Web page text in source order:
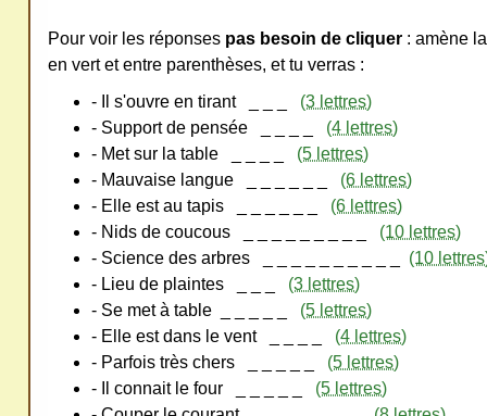
Pour voir les réponses pas besoin de cliquer : amène
en vert et entre parenthèses, et tu verras :
- Il s'ouvre en tirant
(3 lettres)
- Support de pensée
(4 lettres)
- Met sur la table
(5 lettres)
- Mauvaise langue
(6 lettres)
- Elle est au tapis
(6 lettres)
- Nids de coucous
(10 lettres)
- Science des arbres
(10
- Lieu de plaintes
(3 lettres)
- Se met à table
(5 lettres)
- Elle est dans le vent
(4 lettres)
- Parfois très chers
(5 lettres)
- Il connait le four
(5 lettres)